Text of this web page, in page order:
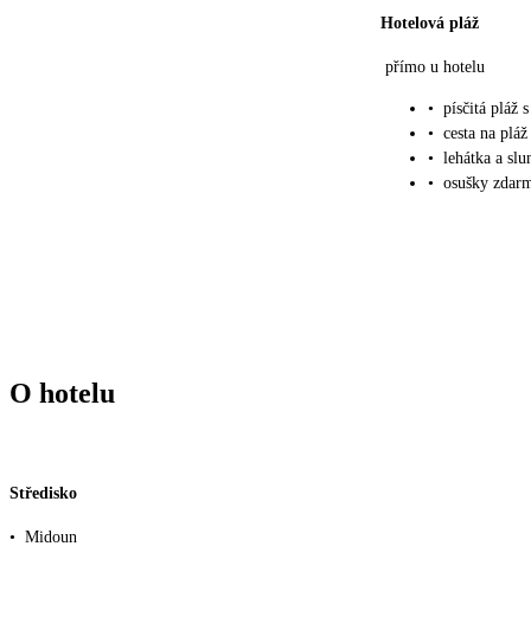
Hotelová pláž
přímo u hotelu
• písčitá pláž
• cesta na
• lehátka a
• osušky
O hotelu
Středisko
• Midoun